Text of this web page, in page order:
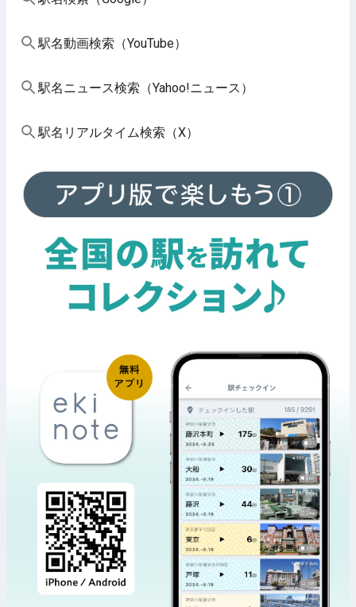
駅名動画検索（YouTube）
駅名ニュース検索（Yahoo!ニュース）
駅名リアルタイム検索（X）